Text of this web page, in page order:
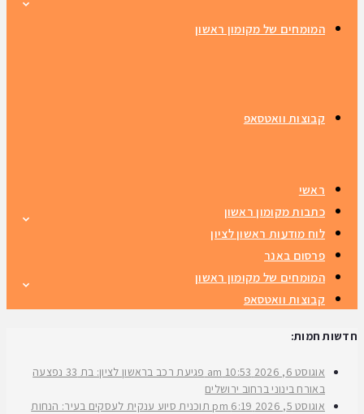
המומחים של מקומון ראשון
קבוצות וואטסאפ
ראשי
כתבות מקומון ראשון
לוח מודעות ראשון לציון
פרסום באנר
המומחים של מקומון ראשון
קבוצות וואטסאפ
חדשות חמות:
אוגוסט 6, 2026 10:53 am
פגיעת רכב בראשון לציון: בת 33 נפצעה
באורח בינוני ברחוב ירושלים
אוגוסט 5, 2026
6:19 pm
תוכנית סיוע ענקית לעסקים בעיר: הנחות